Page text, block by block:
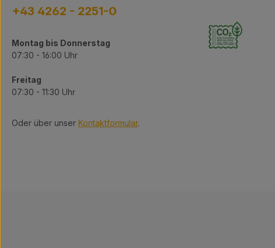
+43 4262 - 2251-0
Montag bis Donnerstag
07:30 - 16:00 Uhr
Freitag
07:30 - 11:30 Uhr
Oder über unser Kontaktformular.